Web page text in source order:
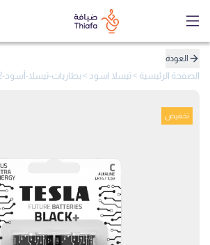
العودة
الصفحة الرئيسية > تيسلا اسود > بطاريات-تيسلا-أسود-c-2
تخفيض